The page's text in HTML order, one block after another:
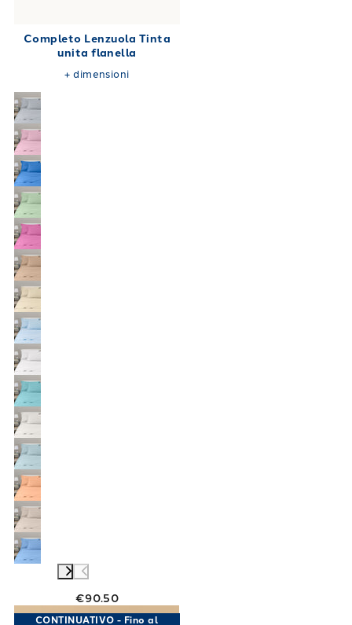
Completo Lenzuola Tinta
unita flanella
€90.50
+dimensioni
Link to "Completo Lenzuola Matrimoniale
CONTINUATIVO - Fino al